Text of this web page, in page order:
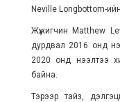
Neville Longbottom-
Жүжигчин Matthew
дурдвал 2016 онд
2020 онд нээлтээ
байна.
Тэрээр тайз,